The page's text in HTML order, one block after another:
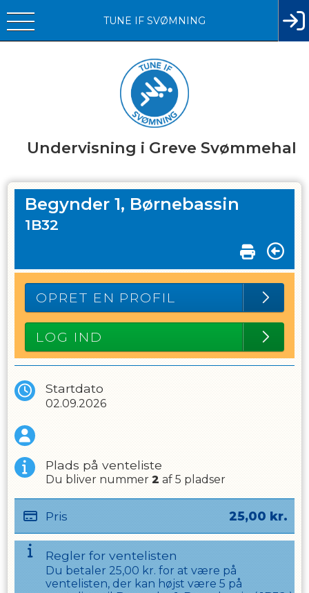
Undervisning i Greve Svømmehal
TUNE IF SVØMNING
Begynder 1, Børnebassin
1B32
OPRET EN PROFIL
LOG IND
Startdato
02.09.2026
Plads på venteliste
Du bliver nummer 2 af 5 pladser
Pris 25,00 kr.
Regler for ventelisten
Du betaler 25,00 kr. for at være på
ventelisten, der kan højst være 5 på